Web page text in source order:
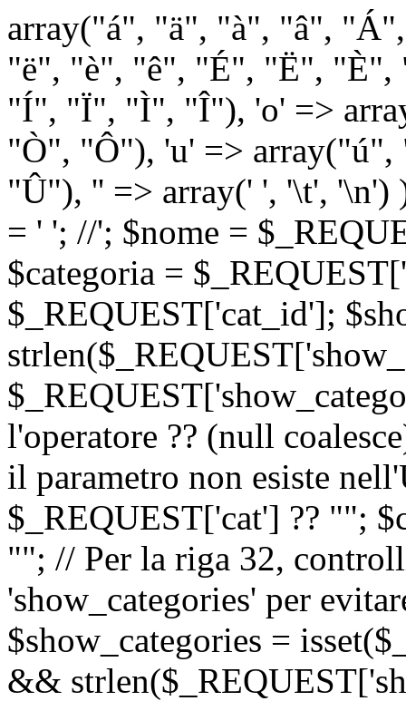
array("á", "ä", "à", "â",
"ë", "è", "ê", "É", "Ë",
"Í", "Ï", "Ì", "Î"), 'o' =>
"Ò", "Ô"), 'u' =>
"Û"), '' => array(' ', '\t',
= ' '; //'; $nome =
$categoria =
$_REQUEST['cat_id'];
l'operatore ?? (null
il parametro non esiste
$_REQUEST['cat'] ?? "";
""; // Per la riga 32,
'show_categories' per
$show_categories =
&&